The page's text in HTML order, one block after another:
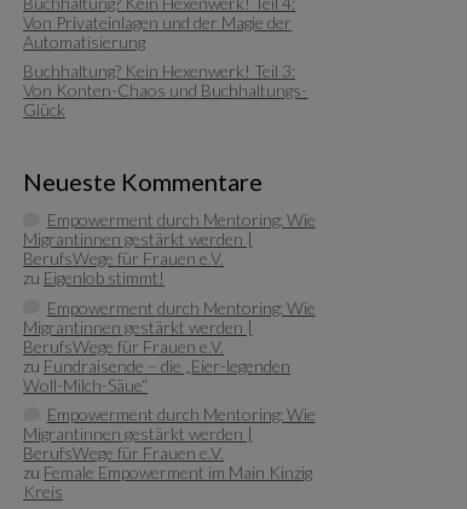
Von Privateinlagen und der Magie der
Automatisierung
Buchhaltung? Kein Hexenwerk! Teil 3:
Von Konten-Chaos und Buchhaltungs-
Glück
Neueste Kommentare
Empowerment durch Mentoring: Wie
Migrantinnen gestärkt werden |
BerufsWege für Frauen e.V.
zu Eigenlob stimmt!
Empowerment durch Mentoring: Wie
Migrantinnen gestärkt werden |
BerufsWege für Frauen e.V.
zu Fundraisende – die „Eier-legenden
Woll-Milch-Säue“
Empowerment durch Mentoring: Wie
Migrantinnen gestärkt werden |
BerufsWege für Frauen e.V.
zu Female Empowerment im Main Kinzig
Kreis